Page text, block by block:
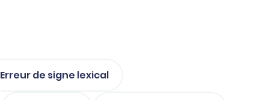
Erreur de signe lexical